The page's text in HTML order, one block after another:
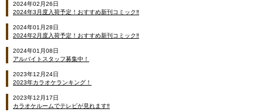
2024年02月26日
2024年3月度入荷予定！おすすめ新刊コミック‼
2024年01月28日
2024年2月度入荷予定！おすすめ新刊コミック‼
2024年01月08日
アルバイトスタッフ募集中！
2023年12月24日
2023年カラオケランキング！
2023年12月17日
カラオケルームでテレビが見れます‼